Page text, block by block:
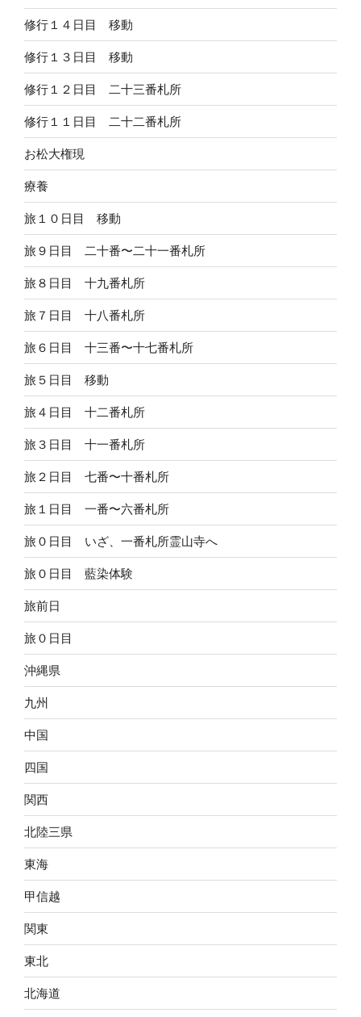
修行１４日目 移動
修行１３日目 移動
修行１２日目 二十三番札所
修行１１日目 二十二番札所
お松大権現
療養
旅１０日目 移動
旅９日目 二十番〜二十一番札所
旅８日目 十九番札所
旅７日目 十八番札所
旅６日目 十三番〜十七番札所
旅５日目 移動
旅４日目 十二番札所
旅３日目 十一番札所
旅２日目 七番〜十番札所
旅１日目 一番〜六番札所
旅０日目 いざ、一番札所霊山寺へ
旅０日目 藍染体験
旅前日
旅０日目
沖縄県
九州
中国
四国
関西
北陸三県
東海
甲信越
関東
東北
北海道